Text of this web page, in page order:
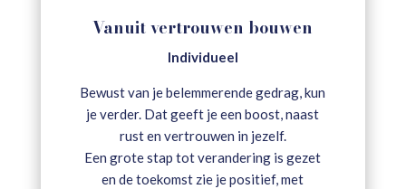
Vanuit vertrouwen bouwen
Individueel
Bewust van je belemmerende gedrag, kun
je verder. Dat geeft je een boost, naast
rust en vertrouwen in jezelf.
Een grote stap tot verandering is gezet
en de toekomst zie je positief, met